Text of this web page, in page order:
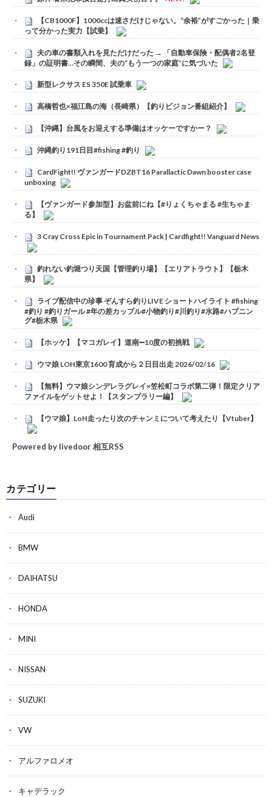
【CB1000F】1000ccは速さだけじゃない。“余裕”がすごかった｜乗
って分かった実力【試乗】
夫の車の書類入れを見ただけだった → 「自動車保険・配偶者2名登
録」の証明書…その瞬間、夫の“もう一つの家庭”に気づいた
新型レクサス ES 350E 試乗車
高橋哲也×福江島の海（長崎県）【釣りビジョン番組紹介】
【沖縄】台風をお迎えする準備はオッケーですかー？
沖縄釣り191日目#fishing #釣り
CardFight!! ヴァンガードDZBT16 Parallactic Dawn booster case
unboxing
【ヴァンガード参加型】お盆前にね【#りょくちゃまる #生ちゃま
る】
3 Cray Cross Epic in Tournament Pack | Cardfight!! Vanguard News
釣れない釣堀つり天国【管理釣り場】【エリアトラウト】【栃木
県】
ライブ配信中の珍事 ぞんすら釣りLIVE ショートハイライト #fishing
#釣り #釣りガール #年の差カップル#小物釣り#川釣り#水路#ハプニン
グ#栃木県
【ホッケ】【マコガレイ】道南➖10度の初挑戦
ウマ娘 LOH東京1600 育成から２日目出走 2026/02/16
【無料】ウマ娘シンデレラグレイ×笠松町コラボ第二弾！限定クリア
ファイルをゲットせよ！【スタンプラリー編】
【ウマ娘】LoH走ったり次のチャンミについて考えたり【Vtuber】
Powered by livedoor 相互RSS
カテゴリー
Audi
BMW
DAIHATSU
HONDA
MINI
NISSAN
SUZUKI
VW
アルファロメオ
キャデラック